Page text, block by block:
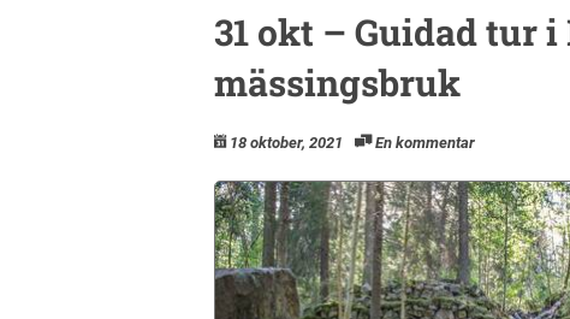
31 okt – Guidad tur
mässingsbruk
18 oktober, 2021 En kommentar